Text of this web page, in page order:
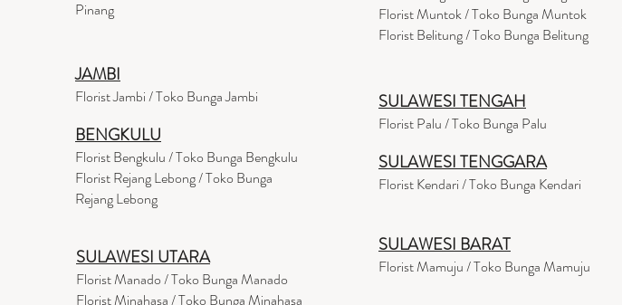
Pinang
JAMBI
Florist Jambi / Toko Bunga Jambi
BENGKULU
Florist Bengkulu / Toko Bunga Bengkulu
Florist Rejang Lebong / Toko Bunga
Rejang Lebong
SULAWESI UTARA
Florist Manado / Toko Bunga Manado
Florist Minahasa / Toko Bunga Minahasa
Florist Muntok / Toko Bunga Muntok
Florist Belitung / Toko Bunga Belitung
SULAWESI TENGAH
Florist Palu / Toko Bunga Palu
SULAWESI TENGGARA
Florist Kendari / Toko Bunga Kendari
SULAWESI BARAT
Florist Mamuju / Toko Bunga Mamuju